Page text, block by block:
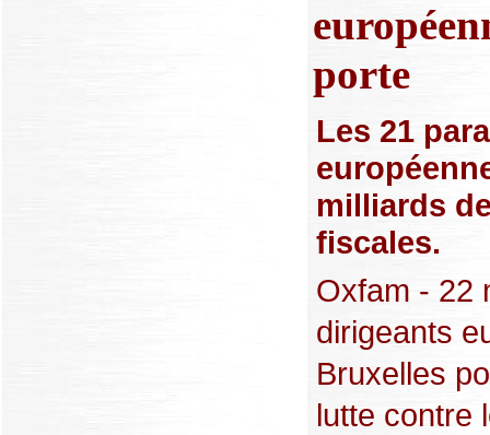
porte
Les 21
milliards
fiscales.
Oxfam - 22
dirigeants
Bruxelles
lutte contre